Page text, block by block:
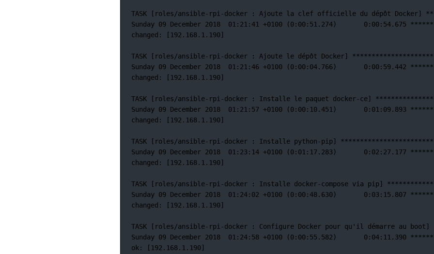
TASK [roles/ansible-rpi-docker : Ajoute la clef officielle du dépôt Docker]
Sunday 09 December 2018 01:21:41 +0100 (0:00:51.274)       0:00:54.675
changed:
[192.168.1.190]
TASK [roles/ansible-rpi-docker : Ajoute le dépôt Docker]
Sunday 09 December 2018 01:21:46 +0100 (0:00:04.766)       0:00:59.442
changed:
[192.168.1.190]
TASK [roles/ansible-rpi-docker : Installe le paquet docker-ce]
Sunday 09 December 2018 01:21:57 +0100 (0:00:10.451)       0:01:09.893
changed:
[192.168.1.190]
TASK [roles/ansible-rpi-docker : Installe python-pip]
Sunday 09 December 2018 01:23:14 +0100 (0:01:17.283)       0:02:27.177
changed:
[192.168.1.190]
TASK [roles/ansible-rpi-docker : Installe docker-compose via pip]
Sunday 09 December 2018 01:24:02 +0100 (0:00:48.630)       0:03:15.807
changed:
[192.168.1.190]
TASK [roles/ansible-rpi-docker : Configure Docker pour qu'il démarre au
Sunday 09 December 2018  01:24:58 +0100 (0:00:55.582)       0:04:11.390
ok: [192.168.1.190]